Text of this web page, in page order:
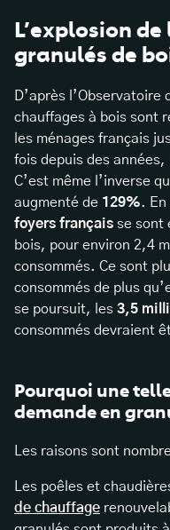
L’explosion
granulés de
D’après l’Observatoire
chauffages à bois sont
les ménages français
fois depuis des années,
C’est même l’inverse
augmenté de 129%. En
foyers français se sont
bois, pour environ 2,4
consommés. Ce sont
consommés de plus
se poursuit, les 3,5
consommés devraient
Pourquoi une
demande en
Les raisons sont
Les poêles et
de chauffage